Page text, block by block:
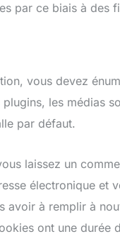
par ce biais à des
vous devez
les médias
par défaut.
laissez un
électronique et
avoir à remplir à
ont une durée